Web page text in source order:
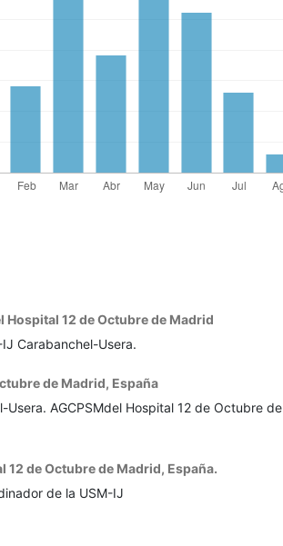
Hospital 12 de Octubre de Madrid
Carabanchel-Usera.
de Madrid, España
AGCPSMdel Hospital 12 de Octubre de
12 de Octubre de Madrid, España.
de la USM-IJ